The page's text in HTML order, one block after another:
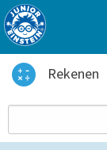
Rekenen